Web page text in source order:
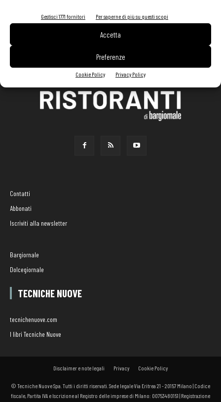
Gestisci 1771 fornitori Per saperne di più su questi scopi
Accetta
Preferenze
Cookie Policy Privacy Policy
Contatti
Abbonati
Iscriviti alla newsletter
Bargiornale
Dolcegiornale
TECNICHE NUOVE
tecnichenuove.com
I libri Tecniche Nuove
Disclaimer e note legali Privacy Cookie Policy
© Tecniche Nuove Spa. Tutti i diritti riservati. Sede legale Via Eritrea 21 - 20157 Milano | Codice
fiscale, Partita IVA e Iscrizione al Registro delle imprese di Milano: 00753480151 | Registrazione